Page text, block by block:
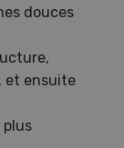
douces
et ensuite
plus